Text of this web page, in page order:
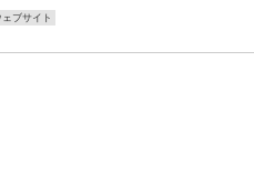
ェブサイト